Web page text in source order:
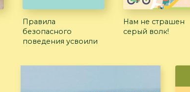
Правила
безопасного
поведения усвоили
Нам не страшен
серый волк!